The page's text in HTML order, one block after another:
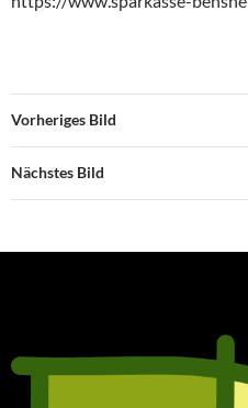
Vorheriges Bild
Nächstes Bild